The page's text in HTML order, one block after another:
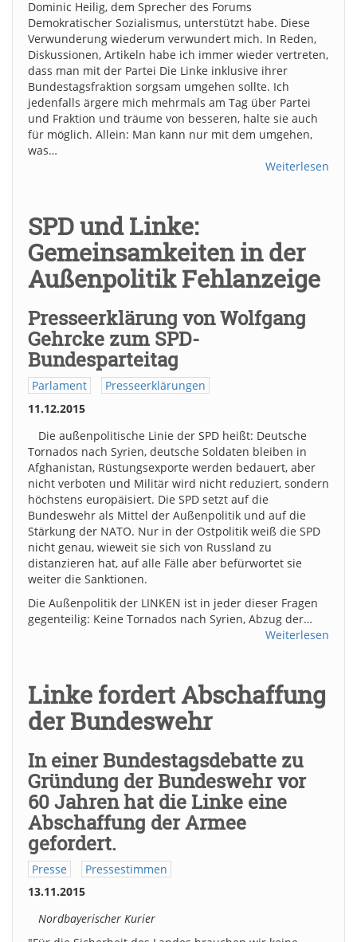
Dominic Heilig, dem Sprecher des Forums
Demokratischer Sozialismus, unterstützt habe. Diese
Verwunderung wiederum verwundert mich. In Reden,
Diskussionen, Artikeln habe ich immer wieder vertreten,
dass man mit der Partei Die Linke inklusive ihrer
Bundestagsfraktion sorgsam umgehen sollte. Ich
jedenfalls ärgere mich mehrmals am Tag über Partei
und Fraktion und träume von besseren, halte sie auch
für möglich. Allein: Man kann nur mit dem umgehen,
was…
Weiterlesen
SPD und Linke:
Gemeinsamkeiten in der
Außenpolitik Fehlanzeige
Presseerklärung von Wolfgang
Gehrcke zum SPD-
Bundesparteitag
Parlament
Presseerklärungen
11.12.2015
Die außenpolitische Linie der SPD heißt: Deutsche
Tornados nach Syrien, deutsche Soldaten bleiben in
Afghanistan, Rüstungsexporte werden bedauert, aber
nicht verboten und Militär wird nicht reduziert, sondern
höchstens europäisiert. Die SPD setzt auf die
Bundeswehr als Mittel der Außenpolitik und auf die
Stärkung der NATO. Nur in der Ostpolitik weiß die SPD
nicht genau, wieweit sie sich von Russland zu
distanzieren hat, auf alle Fälle aber befürwortet sie
weiter die Sanktionen.
Die Außenpolitik der LINKEN ist in jeder dieser Fragen
gegenteilig: Keine Tornados nach Syrien, Abzug der…
Weiterlesen
Linke fordert Abschaffung
der Bundeswehr
In einer Bundestagsdebatte zu
Gründung der Bundeswehr vor
60 Jahren hat die Linke eine
Abschaffung der Armee
gefordert.
Presse
Pressestimmen
13.11.2015
Nordbayerischer Kurier